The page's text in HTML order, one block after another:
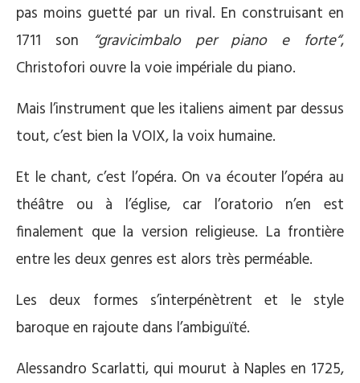
pas moins guetté par un rival. En construisant en
1711 son “gravicimbalo per piano e forte“,
Christofori ouvre la voie impériale du piano.
Mais l’instrument que les italiens aiment par dessus
tout, c’est bien la VOIX, la voix humaine.
Et le chant, c’est l’opéra. On va écouter l’opéra au
théâtre ou à l’église, car l’oratorio n’en est
finalement que la version religieuse. La frontière
entre les deux genres est alors très perméable.
Les deux formes s’interpénètrent et le style
baroque en rajoute dans l’ambiguïté.
Alessandro Scarlatti, qui mourut à Naples en 1725,